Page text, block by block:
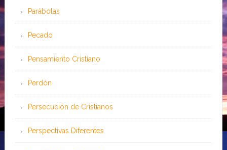
Parábolas
Pecado
Pensamiento Cristiano
Perdón
Persecución de Cristianos
Perspectivas Diferentes